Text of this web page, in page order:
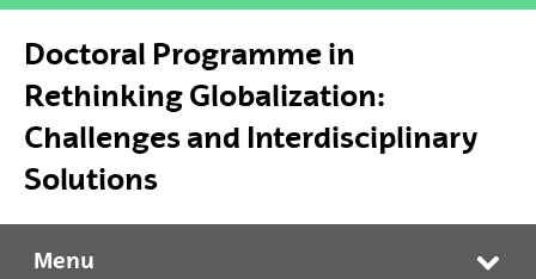
Doctoral Programme in
Rethinking Globalization:
Challenges and Interdisciplinary
Solutions
Doctoral Programme in Rethinking Globalization: Challenges and Interdisciplinary Solutions
Menu